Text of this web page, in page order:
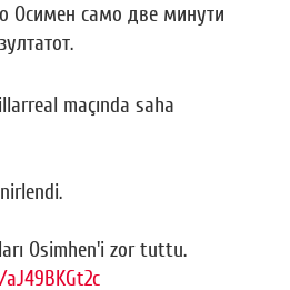
Осимен само две минути
maçında saha
Osimhen'i zor tuttu.